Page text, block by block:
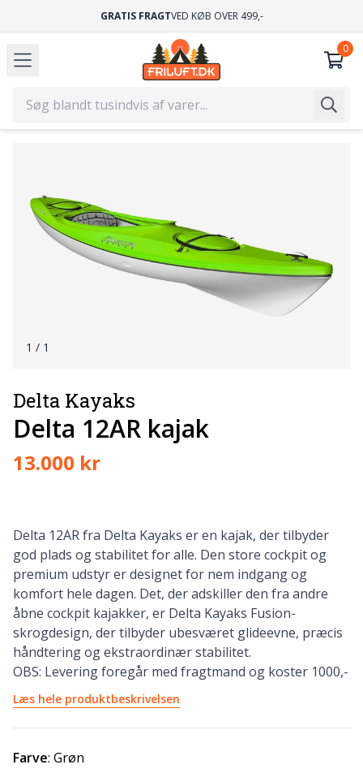
GRATIS FRAGTVED KØB OVER 499,-
1 / 1
Delta Kayaks
Delta 12AR kajak
13.000 kr
Delta 12AR fra Delta Kayaks er en kajak, der tilbyder
god plads og stabilitet for alle. Den store cockpit og
premium udstyr er designet for nem indgang og
komfort hele dagen. Det, der adskiller den fra andre
åbne cockpit kajakker, er Delta Kayaks Fusion-
skrogdesign, der tilbyder ubesværet glideevne, præcis
håndtering og ekstraordinær stabilitet.
OBS: Levering foregår med fragtmand og koster 1000,-
Læs hele produktbeskrivelsen
Farve: Grøn